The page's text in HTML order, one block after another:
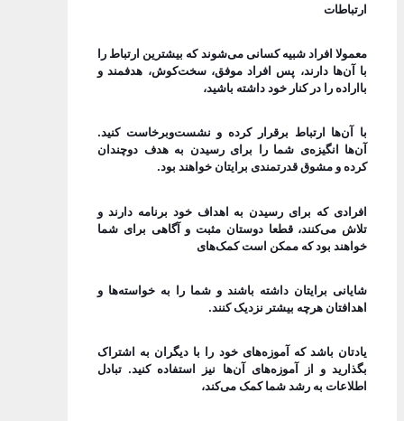
ارتباطات
معمولا افراد شبیه کسانی می‌شوند که بیشترین ارتباط را
با آن‌ها دارند، پس افراد موفق، سخت‌کوش، هدفمند و
بااراده را در کنار خود داشته باشید،
با آن‌ها ارتباط برقرار کرده و نشست‌و‌برخاست کنید.
آن‌ها انگیزه‌ی شما را برای رسیدن به هدف دو‌چندان
کرده و مشوق قدرتمندی برایتان خواهند بود.
افرادی که برای رسیدن به اهداف خود برنامه دارند و
تلاش می‌کنند، قطعا دوستان مثبت و آگاهی برای شما
خواهند بود که ممکن است کمک‌های
شایانی برایتان داشته باشند و شما را به خواسته‎‌ها و
اهدافتان هرچه بیشتر نزدیک کنند.
یادتان باشد که آموزه‌های خود را با دیگران به اشتراک
بگذارید و از آموزه‌های آن‌ها نیز استفاده کنید. تبادل
اطلاعات به رشد شما کمک می‌کند،